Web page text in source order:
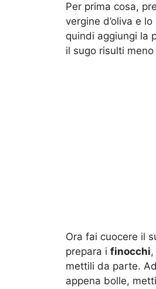
Per prima cosa,
vergine d’oliva e
quindi aggiungi la
il sugo risulti
Ora fai cuocere il
prepara i finocchi
mettili da parte.
appena bolle,